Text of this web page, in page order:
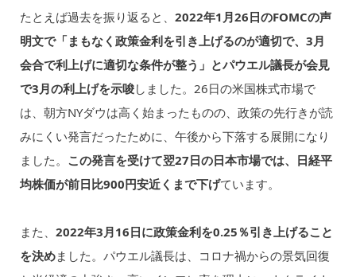
たとえば過去を振り返ると、 2022年1月26日のFOMCの声
明文で「まもなく政策金利を引き上げるのが適切で、3月
会合で利上げに適切な条件が整う」とパウエル議長が会見
で3月の利上げを示唆しました。26日の米国株式市場で
は、朝方NYダウは高く始まったものの、政策の先行きが読
みにくい発言だったために、午後から下落する展開になり
ました。 この発言を受けて翌27日の日本市場では、日経平
均株価が前日比900円安近くまで下げています。
また、 2022年3月16日に政策金利を0.25％引き上げること
を決めました。パウエル議長は、コロナ禍からの景気回復